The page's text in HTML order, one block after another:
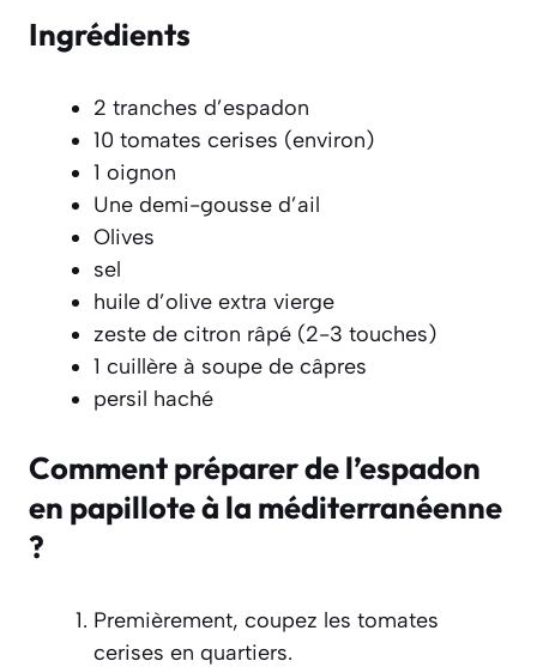
Ingrédients
2 tranches d’espadon
10 tomates cerises (environ)
1 oignon
Une demi-gousse d’ail
Olives
sel
huile d’olive extra vierge
zeste de citron râpé (2-3 touches)
1 cuillère à soupe de câpres
persil haché
Comment préparer de l’espadon
en papillote à la méditerranéenne
?
Premièrement, coupez les tomates
cerises en quartiers.